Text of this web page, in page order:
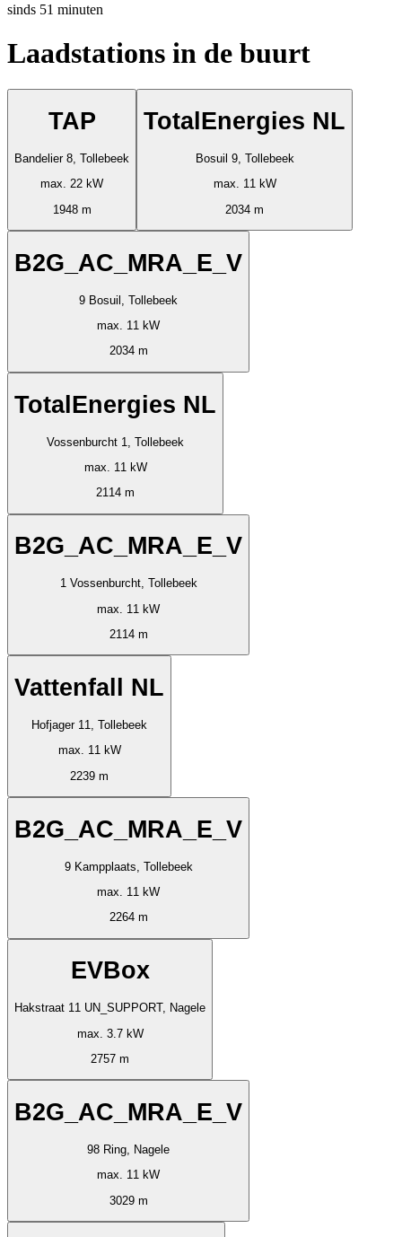
sinds 51 minuten
Laadstations in de buurt
TAP
Bandelier 8, Tollebeek
max. 22 kW
1948 m
TotalEnergies NL
Bosuil 9, Tollebeek
max. 11 kW
2034 m
B2G_AC_MRA_E_V
9 Bosuil, Tollebeek
max. 11 kW
2034 m
TotalEnergies NL
Vossenburcht 1, Tollebeek
max. 11 kW
2114 m
B2G_AC_MRA_E_V
1 Vossenburcht, Tollebeek
max. 11 kW
2114 m
Vattenfall NL
Hofjager 11, Tollebeek
max. 11 kW
2239 m
B2G_AC_MRA_E_V
9 Kampplaats, Tollebeek
max. 11 kW
2264 m
EVBox
Hakstraat 11 UN_SUPPORT, Nagele
max. 3.7 kW
2757 m
B2G_AC_MRA_E_V
98 Ring, Nagele
max. 11 kW
3029 m